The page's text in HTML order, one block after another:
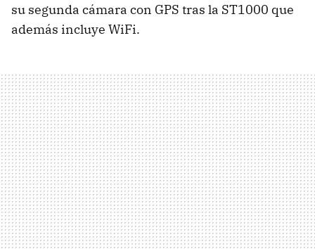
su segunda cámara con GPS tras la ST1000 que
además incluye WiFi.